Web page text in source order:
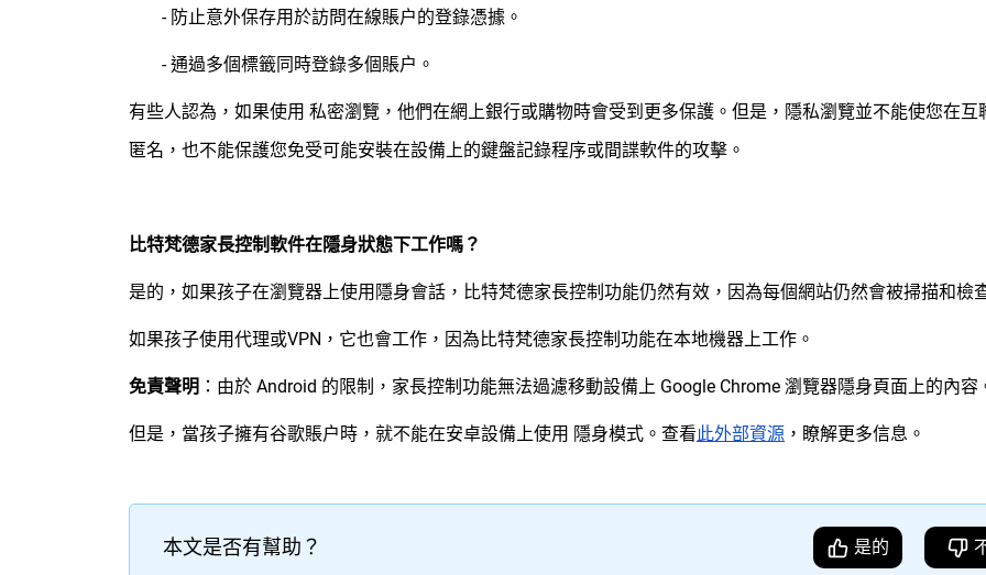
- 防止意外保存用於訪問在線賬户的登錄憑據。
- 通過多個標籤同時登錄多個賬户。
有些人認為，如果使用 私密瀏覽，他們在網上銀行或購物時會受到更多保護。但是，隱私瀏覽並不能使您在互
匿名，也不能保護您免受可能安裝在設備上的鍵盤記錄程序或間諜軟件的攻擊。
比特梵德家長控制軟件在隱身狀態下工作嗎？
是的，如果孩子在瀏覽器上使用隱身會話，比特梵德家長控制功能仍然有效，因為每個網站仍然會被掃描和檢
如果孩子使用代理或VPN，它也會工作，因為比特梵德家長控制功能在本地機器上工作。
免責聲明 ： 由於 Android 的限制，家長控制功能無法過濾移動設備上 Google Chrome 瀏覽器隱身頁面上的內容
但是，當孩子擁有谷歌賬户時，就不能在安卓設備上使用 隱身模式。查看此外部資源 ，瞭解更多信息。
本文是否有幫助？ 是的